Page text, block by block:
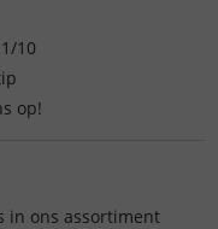
10
op!
in ons assortiment